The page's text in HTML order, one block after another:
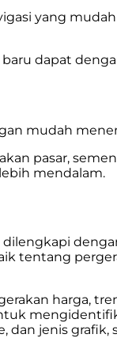
yang
dapat
mudah
pasar,
mendalam.
tentang
harga,
dan jenis